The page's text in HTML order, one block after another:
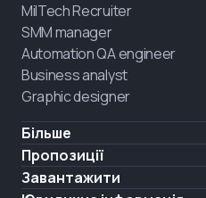
MilTech Recruiter
SMM manager
Automation QA engineer
Business analyst
Graphic designer
Більше
Ціни
Відгуки
Пропозиції
IT для ветеранів
Завантажити